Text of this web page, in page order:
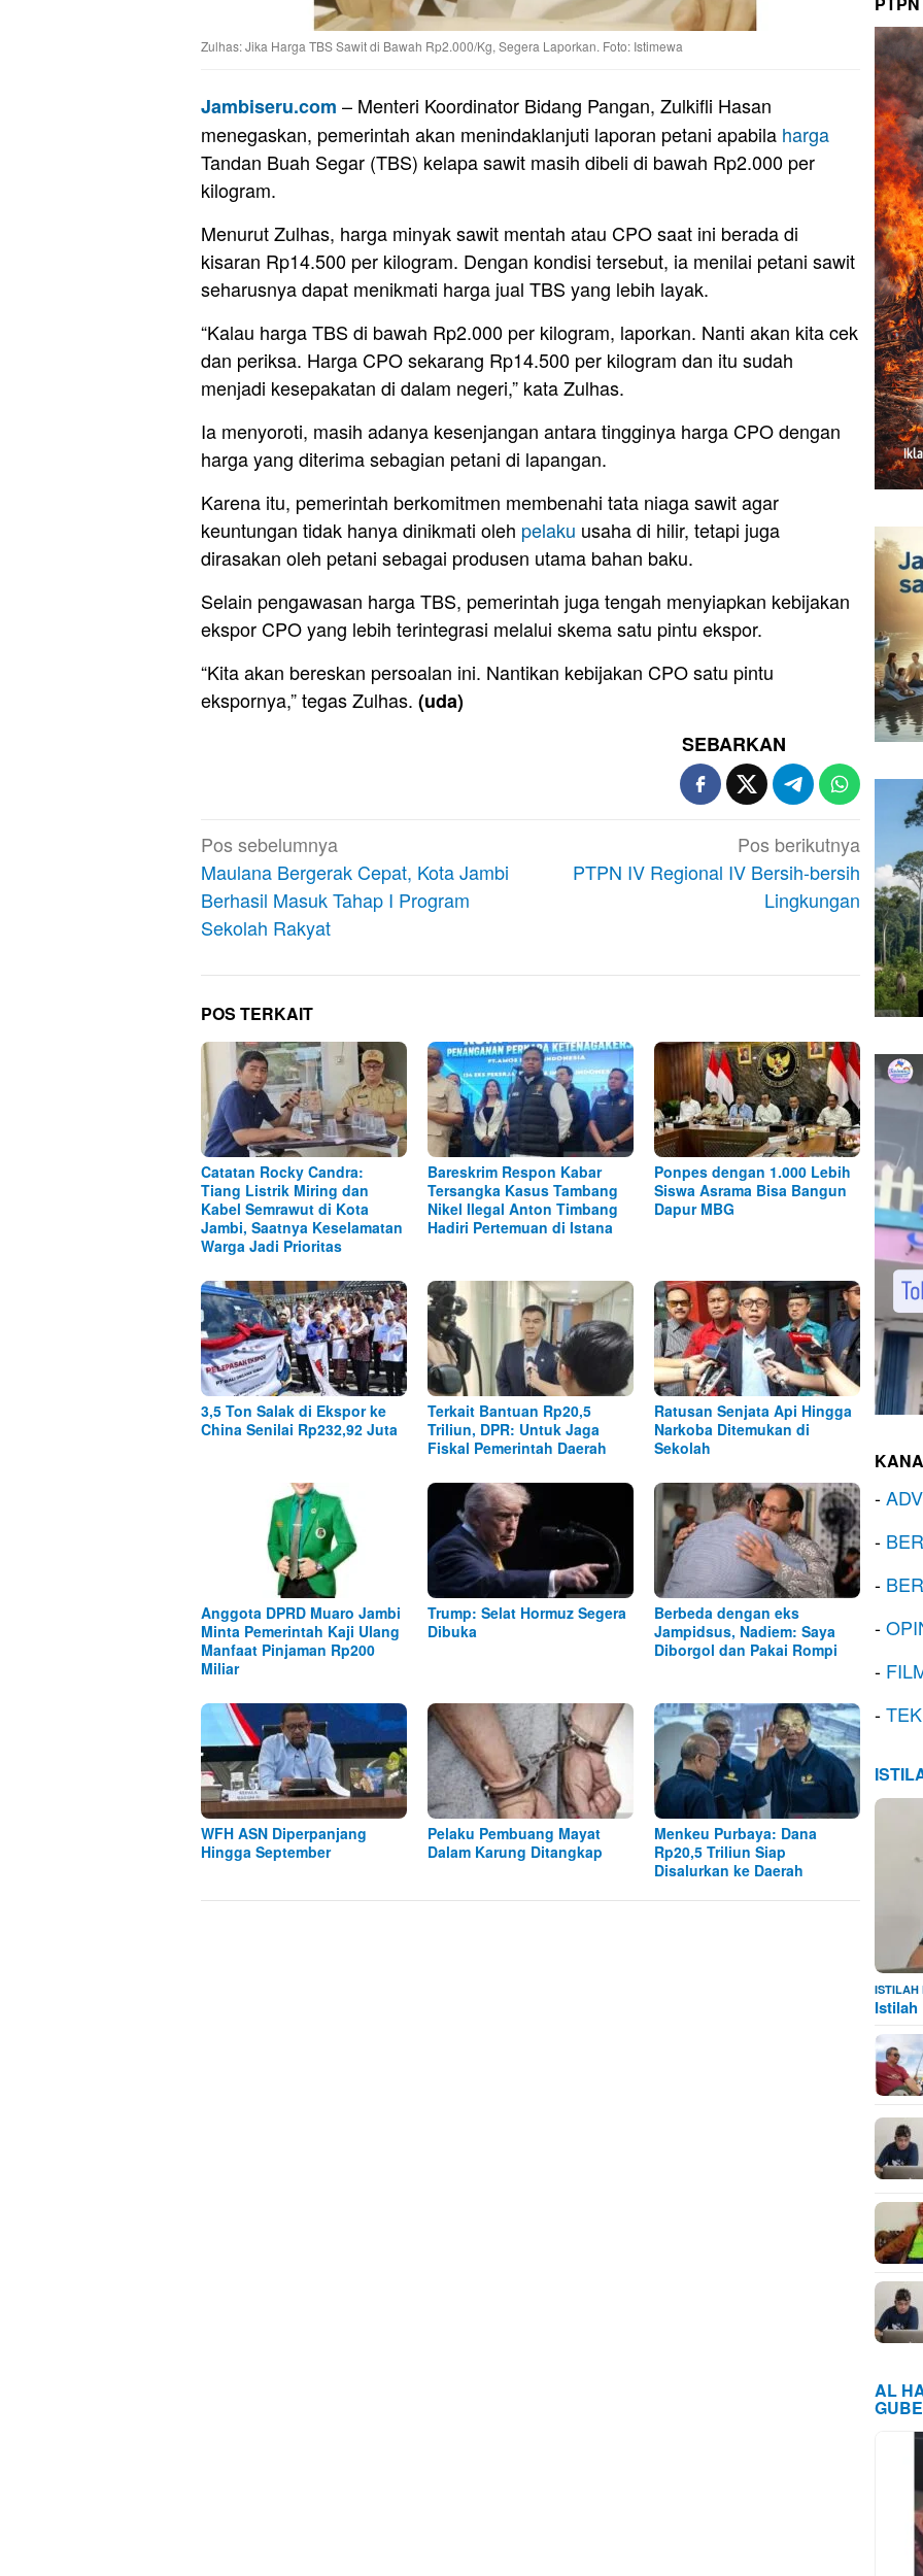
Zulhas: Jika Harga TBS Sawit di Bawah Rp2.000/Kg, Segera Laporkan. Foto: Istimewa
Jambiseru.com – Menteri Koordinator Bidang Pangan, Zulkifli Hasan
menegaskan, pemerintah akan menindaklanjuti laporan petani apabila harga
Tandan Buah Segar (TBS) kelapa sawit masih dibeli di bawah Rp2.000 per
kilogram.
Menurut Zulhas, harga minyak sawit mentah atau CPO saat ini berada di
kisaran Rp14.500 per kilogram. Dengan kondisi tersebut, ia menilai petani sawit
seharusnya dapat menikmati harga jual TBS yang lebih layak.
“Kalau harga TBS di bawah Rp2.000 per kilogram, laporkan. Nanti akan kita cek
dan periksa. Harga CPO sekarang Rp14.500 per kilogram dan itu sudah
menjadi kesepakatan di dalam negeri,” kata Zulhas.
Ia menyoroti, masih adanya kesenjangan antara tingginya harga CPO dengan
harga yang diterima sebagian petani di lapangan.
Karena itu, pemerintah berkomitmen membenahi tata niaga sawit agar
keuntungan tidak hanya dinikmati oleh pelaku usaha di hilir, tetapi juga
dirasakan oleh petani sebagai produsen utama bahan baku.
Selain pengawasan harga TBS, pemerintah juga tengah menyiapkan kebijakan
ekspor CPO yang lebih terintegrasi melalui skema satu pintu ekspor.
“Kita akan bereskan persoalan ini. Nantikan kebijakan CPO satu pintu
ekspornya,” tegas Zulhas. (uda)
SEBARKAN
Navigasi
pos
Pos sebelumnya
Maulana Bergerak Cepat, Kota Jambi
Berhasil Masuk Tahap I Program
Sekolah Rakyat
Pos berikutnya
PTPN IV Regional IV Bersih-bersih
Lingkungan
POS TERKAIT
Catatan Rocky Candra:
Tiang Listrik Miring dan
Kabel Semrawut di Kota
Jambi, Saatnya Keselamatan
Warga Jadi Prioritas
Bareskrim Respon Kabar
Tersangka Kasus Tambang
Nikel Ilegal Anton Timbang
Hadiri Pertemuan di Istana
Ponpes dengan 1.000 Lebih
Siswa Asrama Bisa Bangun
Dapur MBG
3,5 Ton Salak di Ekspor ke
China Senilai Rp232,92 Juta
Terkait Bantuan Rp20,5
Triliun, DPR: Untuk Jaga
Fiskal Pemerintah Daerah
Ratusan Senjata Api Hingga
Narkoba Ditemukan di
Sekolah
Anggota DPRD Muaro Jambi
Minta Pemerintah Kaji Ulang
Manfaat Pinjaman Rp200
Miliar
Trump: Selat Hormuz Segera
Dibuka
Berbeda dengan eks
Jampidsus, Nadiem: Saya
Diborgol dan Pakai Rompi
WFH ASN Diperpanjang
Hingga September
Pelaku Pembuang Mayat
Dalam Karung Ditangkap
Menkeu Purbaya: Dana
Rp20,5 Triliun Siap
Disalurkan ke Daerah
-
-
-
-
-
-
ISTILAH
Istilah
AL